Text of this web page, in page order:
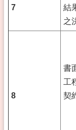
7
結
之
8
書
工
契